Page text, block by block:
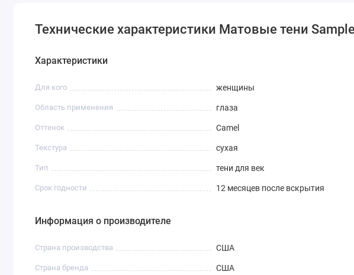
Технические характеристики Матовые тени
Характеристики
Для кого женщины
Область применения глаза
Оттенок Camel
Текстура сухая
Тип тени для век
Срок годности 12 месяцев после вскрытия
Информация о производителе
Страна производства США
Страна бренда США